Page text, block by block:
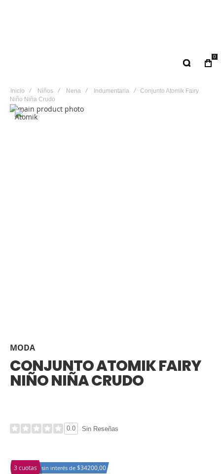
0
Inicio Niños Nena Indumentaria
Conjunto Atomik Fairy
Niño Niña Crudo
MODA
CONJUNTO ATOMIK FAIRY
NIÑO NIÑA CRUDO
0.0 Sin Reseñas
3 cuotas sin interés de $34200,00